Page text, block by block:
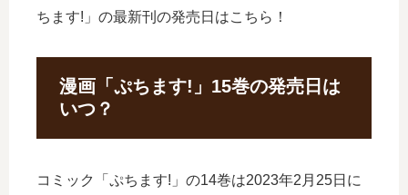
ちます!」の最新刊の発売日はこちら！
漫画「ぷちます!」15巻の発売日は
いつ？
コミック「ぷちます!」の14巻は2023年2月25日に